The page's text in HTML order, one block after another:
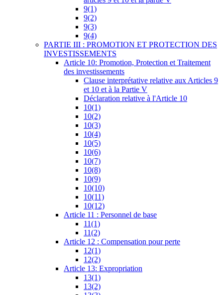
9(1)
9(2)
9(3)
9(4)
PARTIE III : PROMOTION ET PROTECTION DES
INVESTISSEMENTS
Article 10: Promotion, Protection et Traitement
des investissements
Clause interprétative relative aux Articles 9
et 10 et à la Partie V
Déclaration relative à l'Article 10
10(1)
10(2)
10(3)
10(4)
10(5)
10(6)
10(7)
10(8)
10(9)
10(10)
10(11)
10(12)
Article 11 : Personnel de base
11(1)
11(2)
Article 12 : Compensation pour perte
12(1)
12(2)
Article 13: Expropriation
13(1)
13(2)